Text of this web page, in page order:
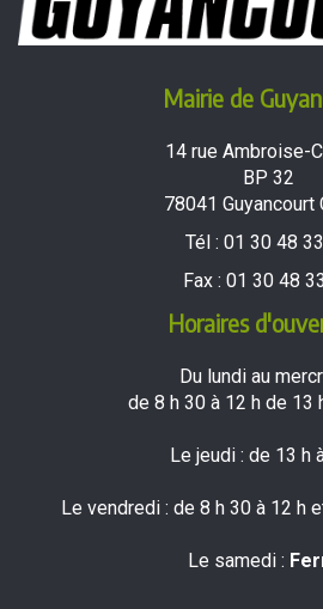
Mairie de
14 rue Ambroise-
BP 32
78041 Guyancourt
Tél : 01 30 48
Fax : 01 30 48
Horaires
Du lundi au
de 8 h 30 à 12 h de 13
Le jeudi : de 13 h
Le vendredi : de 8 h 30 à 12 h
Le samedi :